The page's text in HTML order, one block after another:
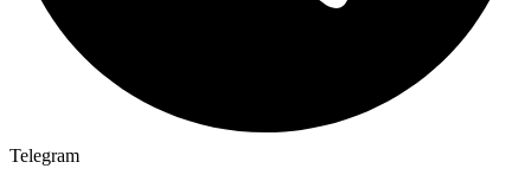
Telegram